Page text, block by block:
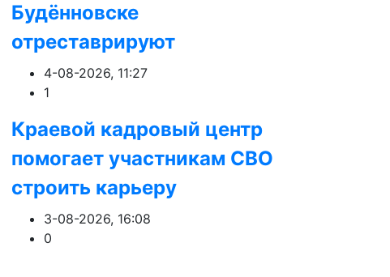
Будённовске
отреставрируют
4-08-2026, 11:27
1
Краевой кадровый центр
помогает участникам СВО
строить карьеру
3-08-2026, 16:08
0